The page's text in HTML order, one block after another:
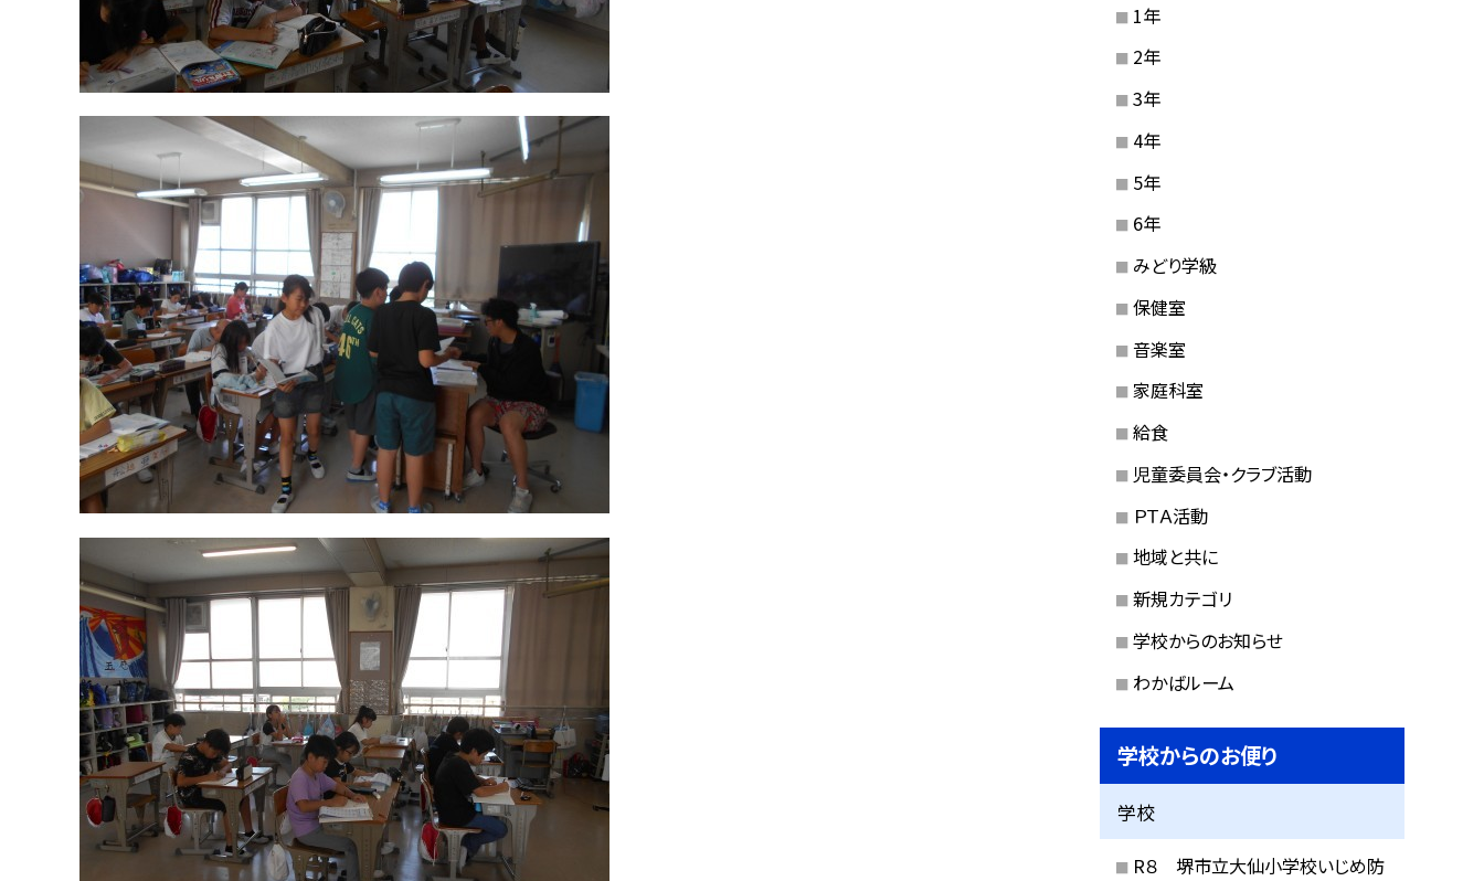
1年
2年
3年
4年
5年
6年
みどり学級
保健室
音楽室
家庭科室
給食
児童委員会・クラブ活動
ＰＴＡ活動
地域と共に
新規カテゴリ
学校からのお知らせ
わかばルーム
学校からのお便り
学校
R８ 堺市立大仙小学校いじめ防